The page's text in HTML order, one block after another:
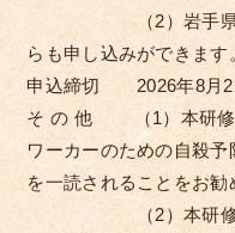
（2）岩手県社会
らも申し込みができます
申込締切 2026年8月
そ の 他 （1）本研修
ワーカーのための自殺予
を一読されることをお勧
（2）本研修は「